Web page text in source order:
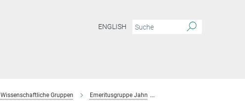
ENGLISH
Wissenschaftliche Gruppen Emeritusgruppe Jahn